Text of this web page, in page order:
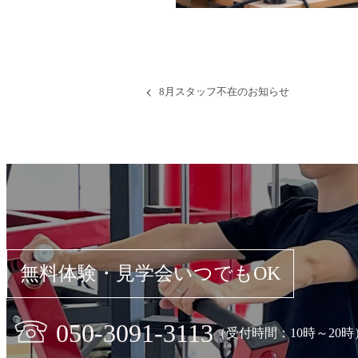
8月スタッフ不在のお知らせ
無料体験・見学会いつでもOK
050-3091-3113（受付時間：10時～20時